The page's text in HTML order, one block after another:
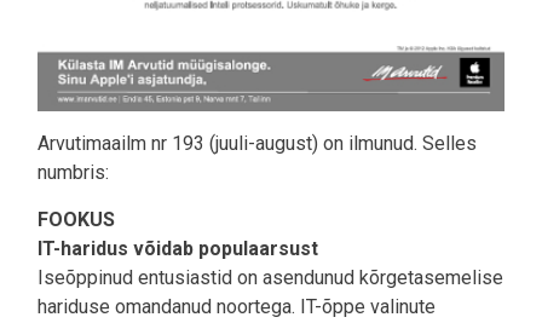
Arvutimaailm nr 193 (juuli-august) on ilmunud. Selles
numbris:
FOOKUS
IT-haridus võidab populaarsust
Iseõppinud entusiastid on asendunud kõrgetasemelise
hariduse omandanud noortega. IT-õppe valinute